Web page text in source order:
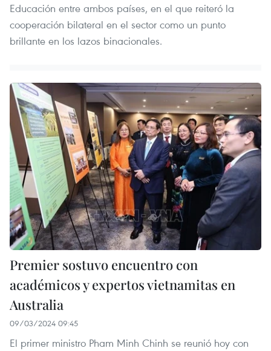
Educación entre ambos países, en el que reiteró la
cooperación bilateral en el sector como un punto
brillante en los lazos binacionales.
Premier sostuvo encuentro con
académicos y expertos vietnamitas en
Australia
09/03/2024 09:45
El primer ministro Pham Minh Chinh se reunió hoy con